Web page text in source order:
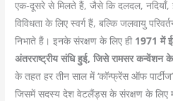
एक-दूसरे से मिलते हैं, जैसे कि दलदल,
विविधता के लिए स्वर्ग हैं, बल्कि जलवायु
निभाते हैं। इनके संरक्षण के लिए ही 1971 में
अंतरराष्ट्रीय संधि हुई, जिसे रामसर कन्वेंशन
के तहत हर तीन साल में ‘कॉन्फ्रेंस ऑफ
जिसमें सदस्य देश वेटलैंड्स के संरक्षण के लिए